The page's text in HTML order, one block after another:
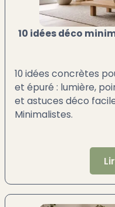
10 idées déco
10 idées concrètes
et épuré : lumière,
et astuces déco
Minimalistes.